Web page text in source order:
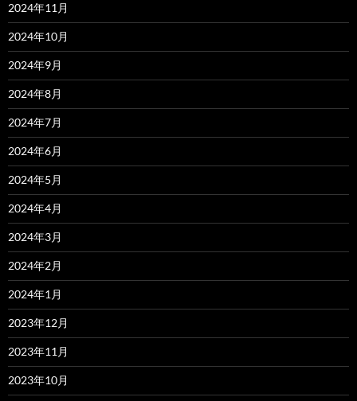
2024年11月
2024年10月
2024年9月
2024年8月
2024年7月
2024年6月
2024年5月
2024年4月
2024年3月
2024年2月
2024年1月
2023年12月
2023年11月
2023年10月